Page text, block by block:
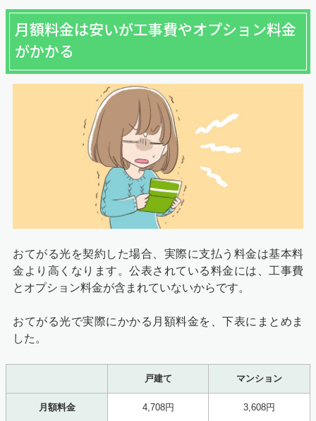
月額料金は安いが工事費やオプション料金
がかかる
おてがる光を契約した場合、実際に支払う料金は基本料
金より高くなります。公表されている料金には、工事費
とオプション料金が含まれていないからです。
おてがる光で実際にかかる月額料金を、下表にまとめま
した。
戸建て マンション
月額料金 4,708円 3,608円